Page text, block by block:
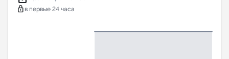
lock в первые 24 часа